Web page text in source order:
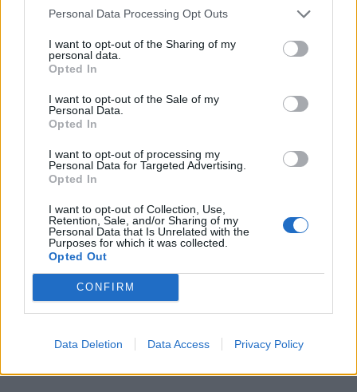
Personal Data Processing Opt Outs
I want to opt-out of the Sharing of my
personal data.
Opted In
I want to opt-out of the Sale of my
Personal Data.
Opted In
I want to opt-out of processing my
Personal Data for Targeted Advertising.
Opted In
I want to opt-out of Collection, Use,
Retention, Sale, and/or Sharing of my
Personal Data that Is Unrelated with the
Purposes for which it was collected.
Opted Out
CONFIRM
Data Deletion Data Access Privacy Policy